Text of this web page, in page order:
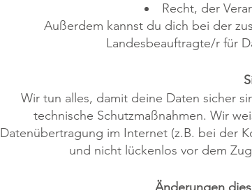
Recht, der
Außerdem kannst du dich bei der
Landesbeauftragte/r für
Wir tun alles, damit deine Daten sicher
technische Schutzmaßnahmen. Wir
Datenübertragung im Internet (z.B. bei der
und nicht lückenlos vor dem